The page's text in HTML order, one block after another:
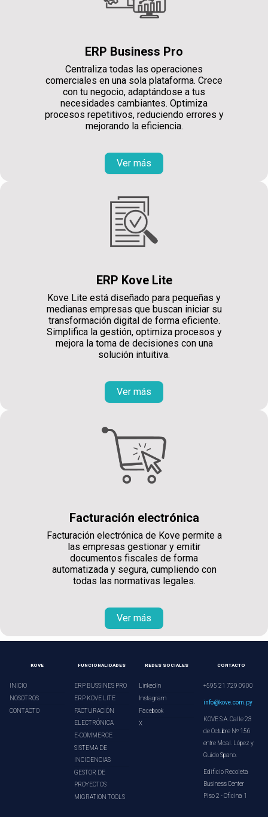
ERP Business Pro
Centraliza todas las operaciones
comerciales en una sola plataforma. Crece
con tu negocio, adaptándose a tus
necesidades cambiantes. Optimiza
procesos repetitivos, reduciendo errores y
mejorando la eficiencia.
Ver más
ERP Kove Lite
Kove Lite está diseñado para pequeñas y
medianas empresas que buscan iniciar su
transformación digital de forma eficiente.
Simplifica la gestión, optimiza procesos y
mejora la toma de decisiones con una
solución intuitiva.
Ver más
Facturación electrónica
Facturación electrónica de Kove permite a
las empresas gestionar y emitir
documentos fiscales de forma
automatizada y segura, cumpliendo con
todas las normativas legales.
Ver más
KOVE
INICIO
NOSOTROS
CONTACTO
FUNCIONALIDADES
ERP BUSSINES PRO
ERP KOVE LITE
FACTURACIÓN
ELECTRÓNICA
E-COMMERCE
SISTEMA DE
INCIDENCIAS
GESTOR DE
PROYECTOS
MIGRATION TOOLS
REDES SOCIALES
LinkedIn
Instagram
Facebook
X
CONTACTO
+595 21 729 0900
info@kove.com.py
KOVE S.A. Calle 23
de Octubre Nº 156
entre Mcal. López y
Guido Spano.
Edificio Recoleta
Business Center
Piso 2 - Oficina 1